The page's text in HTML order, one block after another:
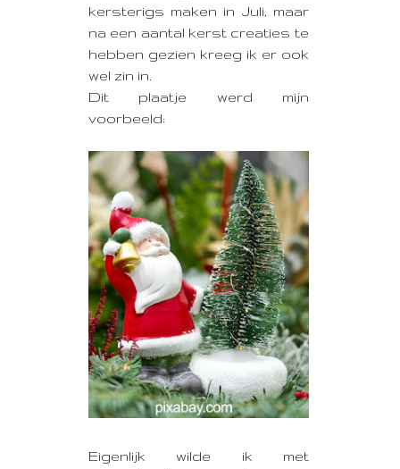
kersterigs maken in Juli, maar
na een aantal kerst creaties te
hebben gezien kreeg ik er ook
wel zin in.
Dit plaatje werd mijn
voorbeeld:
Eigenlijk wilde ik met